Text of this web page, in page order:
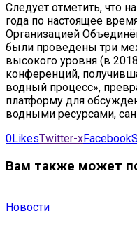
Следует отметить, что
года по настоящее
Организацией
были проведены три
высокого уровня (в
конференций,
водный процесс»,
платформу для
водными ресурсами,
0LikesTwitter-xFacebook
Вам также может
Новости